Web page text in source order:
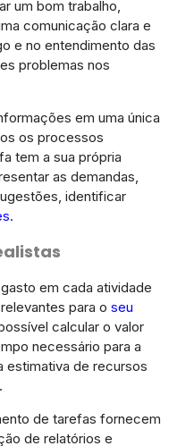
um bom trabalho,
comunicação clara e
e no entendimento das
problemas nos
em uma única
os processos
tem a sua própria
as demandas,
identificar
.
em cada atividade
para o seu
calcular o valor
necessário para a
estimativa de recursos
de tarefas fornecem
de relatórios e